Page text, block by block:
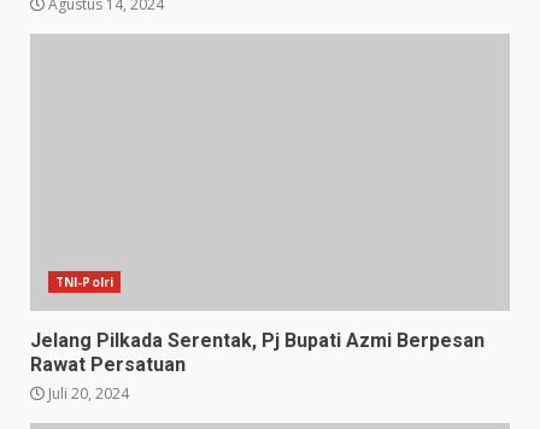
TNI-Polri
Jelang Pilkada Serentak, Pj Bupati Azmi Berpesan
Rawat Persatuan
Juli 20, 2024